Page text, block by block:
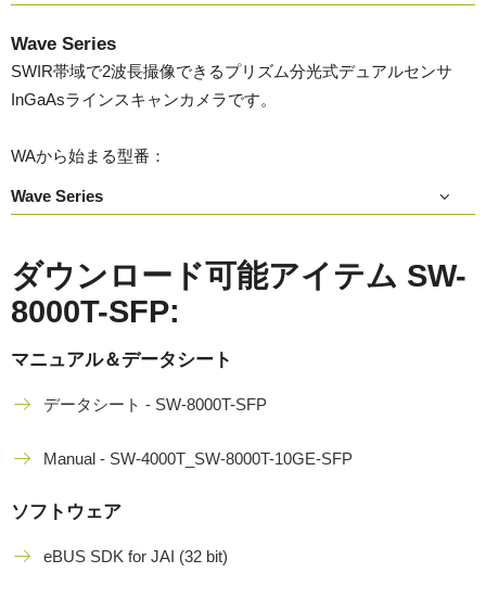
Wave Series
SWIR帯域で2波長撮像できるプリズム分光式デュアルセンサ
InGaAsラインスキャンカメラです。
WAから始まる型番：
Wave Series
ダウンロード可能アイテム SW-
8000T-SFP:
マニュアル＆データシート
データシート - SW-8000T-SFP
Manual - SW-4000T_SW-8000T-10GE-SFP
ソフトウェア
eBUS SDK for JAI (32 bit)